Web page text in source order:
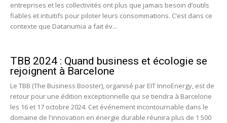
entreprises et les collectivités ont plus que jamais besoin d’outils
fiables et intuitifs pour piloter leurs consommations. C’est dans ce
contexte que Datanumia a fait év...
TBB 2024 : Quand business et écologie se
rejoignent à Barcelone
Le TBB (The Business Booster), organisé par EIT InnoEnergy, est de
retour pour une édition exceptionnelle qui se tiendra à Barcelone
les 16 et 17 octobre 2024. Cet événement incontournable dans le
domaine de l'innovation en énergie durable réunira plus de 1 500